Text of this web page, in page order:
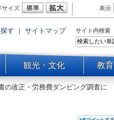
サイズ 表示
す ｜ サイトマップ サイト内検索
観光・文化 教
の改正・労務費ダンピング調査に